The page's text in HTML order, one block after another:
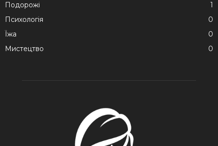
Подорожі
1
Психологія
0
Їжа
0
Мистецтво
0